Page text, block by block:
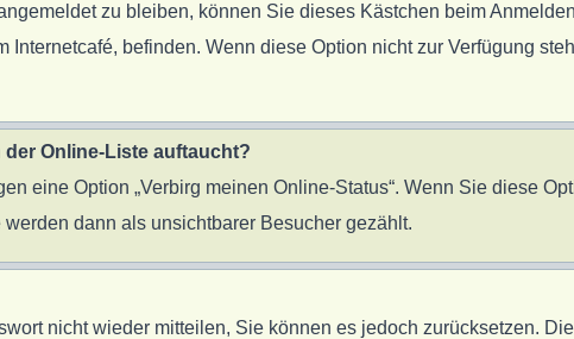
zu bleiben, können Sie dieses Kästchen beim
befinden. Wenn diese Option nicht zur Verfügung
Online-Liste auftaucht?
eine Option „Verbirg meinen Online-Status“. Wenn Sie diese
dann als unsichtbarer Besucher gezählt.
nicht wieder mitteilen, Sie können es jedoch zurücksetzen.